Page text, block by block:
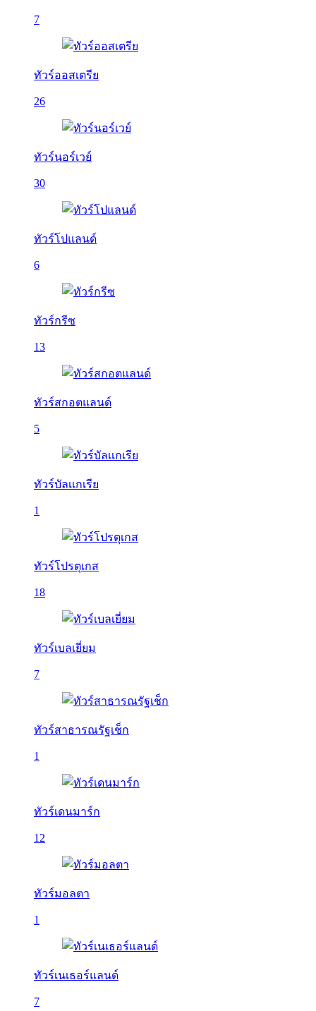
7
ทัวร์ออสเตรีย
26
ทัวร์นอร์เวย์
30
ทัวร์โปแลนด์
6
ทัวร์กรีซ
13
ทัวร์สกอตแลนด์
5
ทัวร์บัลเเกเรีย
1
ทัวร์โปรตุเกส
18
ทัวร์เบลเยี่ยม
7
ทัวร์สาธารณรัฐเช็ก
1
ทัวร์เดนมาร์ก
12
ทัวร์มอลตา
1
ทัวร์เนเธอร์แลนด์
7